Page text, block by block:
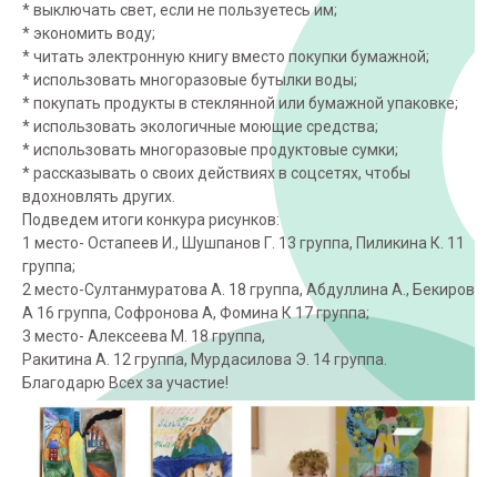
* выключать свет, если не пользуетесь им;
* экономить воду;
* читать электронную книгу вместо покупки бумажной;
* использовать многоразовые бутылки воды;
* покупать продукты в стеклянной или бумажной упаковке;
* использовать экологичные моющие средства;
* использовать многоразовые продуктовые сумки;
* рассказывать о своих действиях в соцсетях, чтобы
вдохновлять других.
Подведем итоги конкура рисунков:
1 место- Остапеев И., Шушпанов Г. 13 группа, Пиликина К. 11
группа;
2 место-Султанмуратова А. 18 группа, Абдуллина А., Бекиров
А 16 группа, Софронова А, Фомина К 17 группа;
3 место- Алексеева М. 18 группа,
Ракитина А. 12 группа, Мурдасилова Э. 14 группа.
Благодарю Всех за участие!